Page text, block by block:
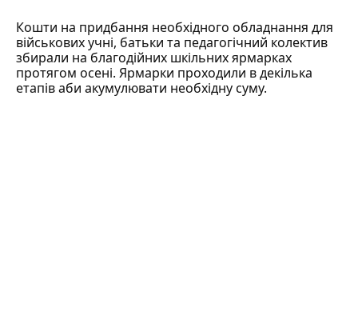
Кошти на придбання необхідного обладнання для
військових учні, батьки та педагогічний колектив
збирали на благодійних шкільних ярмарках
протягом осені. Ярмарки проходили в декілька
етапів аби акумулювати необхідну суму.